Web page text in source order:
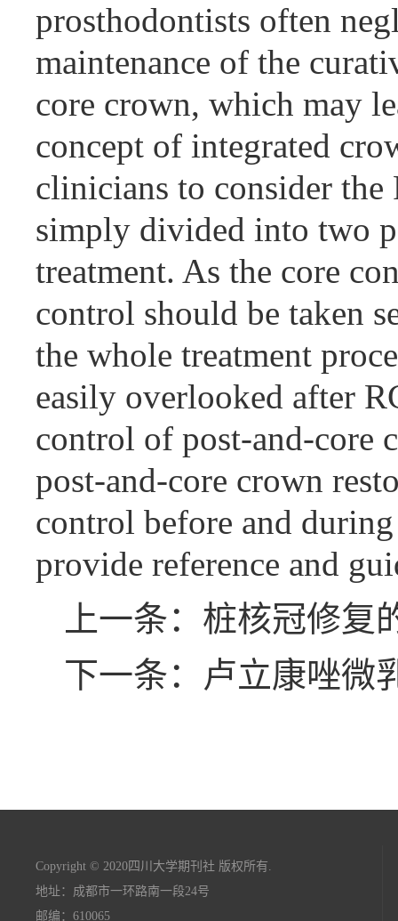
prosthodontists often
maintenance of the
core crown, which may
concept of integrated
clinicians to consider the
simply divided into two
treatment. As the core
control should be taken
the whole treatment
easily overlooked after
control of post-and-core
post-and-core crown
control before and
provide reference and
上一条：桩核冠修复
下一条：卢立康唑微
Copyright © 2020四川大学期刊社 版权所有.
地址：成都市一环路南一段24号
邮编：610065